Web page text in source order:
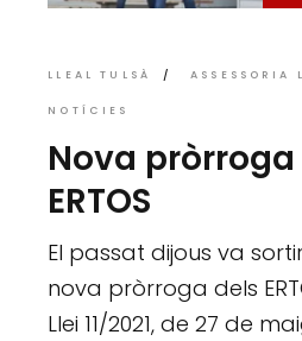
LLEAL TULSÀ ASSESSORIA
NOTÍCIES
Nova
ERTOS
El passat dijous va
nova pròrroga dels
Llei 11/2021, de 27 de